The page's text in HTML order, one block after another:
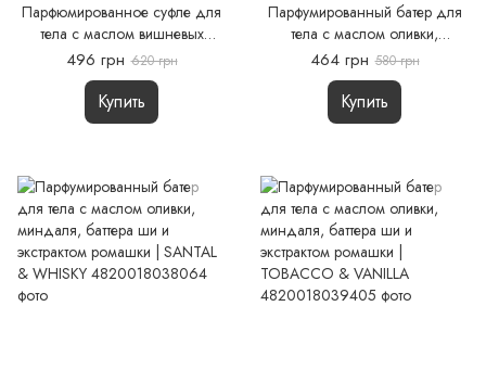
Парфюмированное суфле для
тела с маслом вишневых
косточек | Smoky Cherry
496 грн 620 грн
Купить
Парфумированный батер для
тела с маслом оливки,
миндаля, баттера ши и
экстрактом ромашки | PLUM &
CEDAR
464 грн 580 грн
Купить